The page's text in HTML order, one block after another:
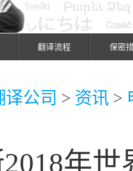
翻译流程 保密
译公司 > 资讯 >
年